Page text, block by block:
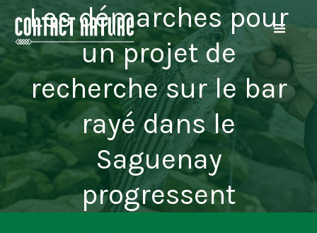
Les démarches pour
un projet de
recherche sur le bar
rayé dans le
Saguenay
progressent